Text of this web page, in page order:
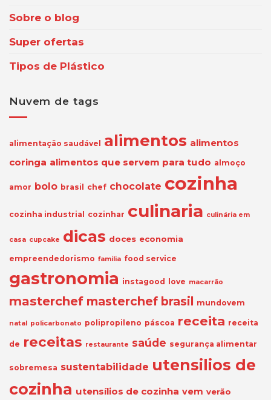
Sobre o blog
Super ofertas
Tipos de Plástico
Nuvem de tags
alimentação saudável alimentos alimentos
coringa alimentos que servem para tudo almoço
amor bolo brasil chef chocolate cozinha
cozinha industrial cozinhar culinaria culinária em
casa cupcake dicas doces economia
empreendedorismo familia food service
gastronomia instagood love macarrão
masterchef masterchef brasil mundovem
natal policarbonato polipropileno páscoa receita receita
de receitas restaurante saúde segurança alimentar
sobremesa sustentabilidade utensilios de
cozinha utensílios de cozinha vem verão